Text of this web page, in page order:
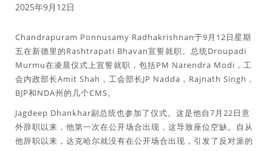
2025年9月12日
Chandrapuram Ponnusamy Radhakrishnan于9月12日星期
五在新德里的Rashtrapati Bhavan宣誓就职。总统Droupadi
Murmu在凌晨仪式上宣誓就职，包括PM Narendra Modi，工
会内政部长Amit Shah，工会部长JP Nadda，Rajnath Singh，
BJP和NDA州的几个CMS。
Jagdeep Dhankhar副总统也参加了仪式。这是他自7月22日意
外辞职以来，他第一次在公开场合出现，这导致座位空缺。自从
他辞职以来，达克哈尔就没有在公开场合出现，引发了反对派的